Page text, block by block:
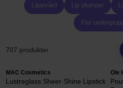
Läppvård Lip plumper
Fler
707 produkter
MAC Cosmetics
Lustreglass Sheer-Shine Lipstick
Ole